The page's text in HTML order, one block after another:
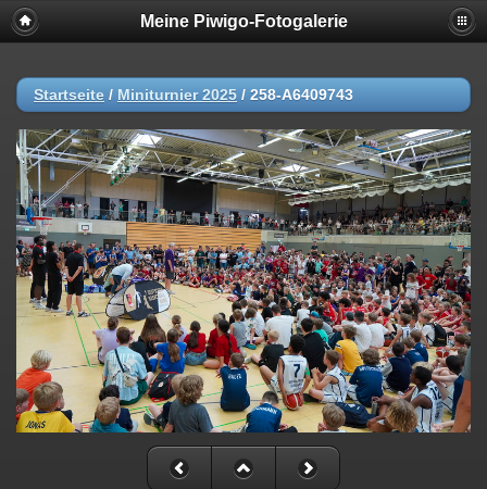
Meine Piwigo-Fotogalerie
Startseite / Miniturnier 2025 / 258-A6409743